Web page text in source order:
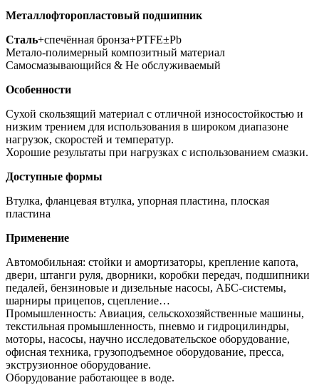
Металлофторопластовый подшипник
Сталь+спечённая бронза+PTFE±Pb
Метало-полимерный композитный материал
Самосмазывающийся & Не обслуживаемый
Особенности
Сухой скользящий материал с отличной износостойкостью и
низким трением для использования в широком диапазоне
нагрузок, скоростей и температур.
Хорошие результаты при нагрузках с использованием смазки.
Доступные формы
Втулка, фланцевая втулка, упорная пластина, плоская
пластина
Применение
Автомобильная: стойки и амортизаторы, крепление капота,
двери, штанги руля, дворники, коробки передач, подшипники
педалей, бензиновые и дизельные насосы, АБС-системы,
шарниры прицепов, сцепление…
Промышленность: Авиация, сельскохозяйственные машины,
текстильная промышленность, пневмо и гидроцилиндры,
моторы, насосы, научно исследовательское оборудование,
офисная техника, грузоподъемное оборудование, пресса,
экструзионное оборудование.
Оборудование работающее в воде.